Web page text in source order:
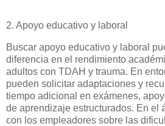
2. Apoyo educativo y laboral
Buscar apoyo educativo y laboral
diferencia en el rendimiento
adultos con TDAH y trauma. En
pueden solicitar adaptaciones y
tiempo adicional en exámenes,
de aprendizaje estructurados. En el
con los empleadores sobre las